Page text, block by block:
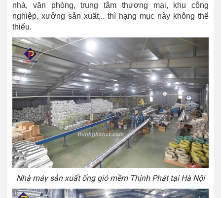
nhà, văn phòng, trung tâm thương mại, khu công
nghiệp, xưởng sản xuất,.. thì hạng mục này không thể
thiếu.
Nhà máy sản xuất ống gió mềm Thịnh Phát tại Hà Nội